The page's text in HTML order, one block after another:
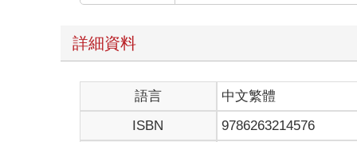
詳細資料
語言
中文繁體
ISBN
9786263214576